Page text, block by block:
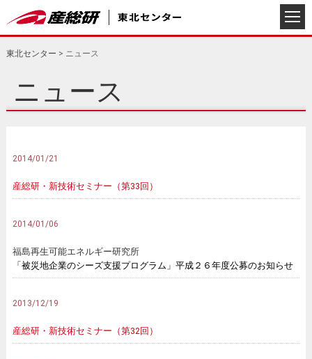
東北センター > ニュース
ニュース
2014/01/21
産総研・新技術セミナー（第33回）
2014/01/06
福島再生可能エネルギー研究所
「被災地企業のシーズ支援プログラム」平成２６年度公募のお知らせ
2013/12/19
産総研・新技術セミナー（第32回）